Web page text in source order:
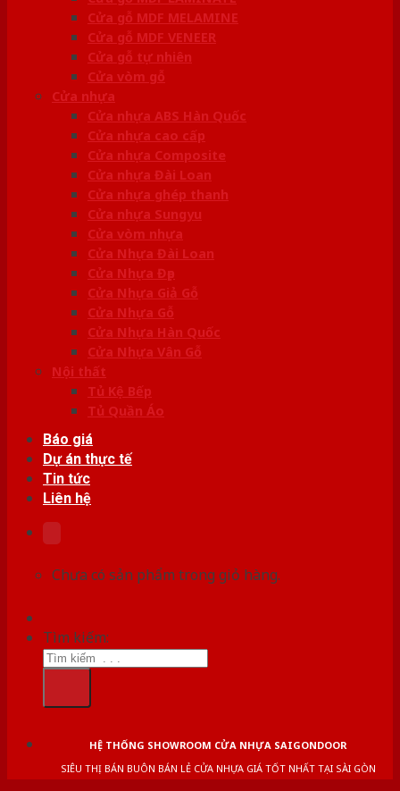
Cửa gỗ MDF MELAMINE
Cửa gỗ MDF VENEER
Cửa gỗ tự nhiên
Cửa vòm gỗ
Cửa nhựa
Cửa nhựa ABS Hàn Quốc
Cửa nhựa cao cấp
Cửa nhựa Composite
Cửa nhựa Đài Loan
Cửa nhựa ghép thanh
Cửa nhựa Sungyu
Cửa vòm nhựa
Cửa Nhựa Đài Loan
Cửa Nhựa Đẹp
Cửa Nhựa Giả Gỗ
Cửa Nhựa Gỗ
Cửa Nhựa Hàn Quốc
Cửa Nhựa Vân Gỗ
Nội thất
Tủ Kệ Bếp
Tủ Quần Áo
Báo giá
Dự án thực tế
Tin tức
Liên hệ
Chưa có sản phẩm trong giỏ hàng.
Tìm kiếm:
HỆ THỐNG SHOWROOM CỬA NHỰA SAIGONDOOR
SIÊU THỊ BÁN BUÔN BÁN LẺ CỬA NHỰA GIÁ TỐT NHẤT TẠI SÀI GÒN